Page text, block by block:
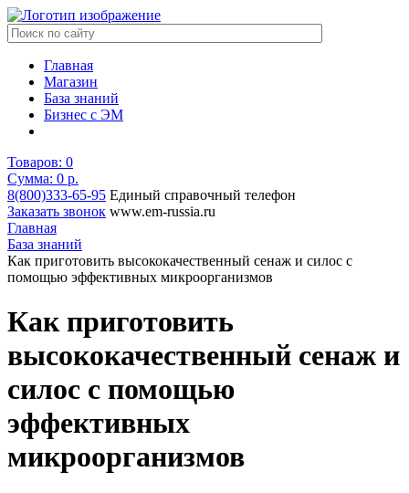
Главная
Магазин
База знаний
Бизнес с ЭМ
Товаров: 0
Сумма: 0 р.
8(800)333-65-95 Единый справочный телефон
Заказать звонок www.em-russia.ru
Главная
База знаний
Как приготовить высококачественный сенаж и силос с
помощью эффективных микроорганизмов
Как приготовить
высококачественный сенаж и
силос с помощью
эффективных
микроорганизмов